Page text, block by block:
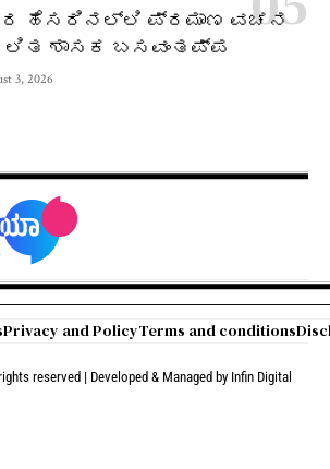
ಹೆಸರಿನಲ್ಲಿ ಪ್ರಮಾಣ ವಚನ
ಶಾಸಕ ಬಸವಂತಪ್ಪ
3, 2026
Privacy and PolicyTerms and conditions
reserved | Developed & Managed by Infin Digital